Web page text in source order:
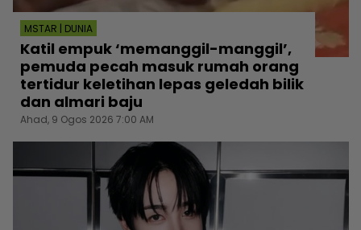
MSTAR | DUNIA
Katil empuk ‘memanggil-manggil’,
pemuda pecah masuk rumah orang
tertidur keletihan lepas geledah bilik
dan almari baju
Ahad, 9 Ogos 2026 7:00 AM